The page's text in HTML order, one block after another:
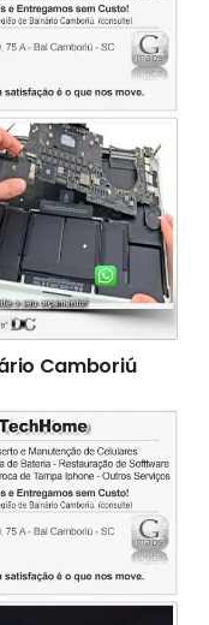
Camboriú